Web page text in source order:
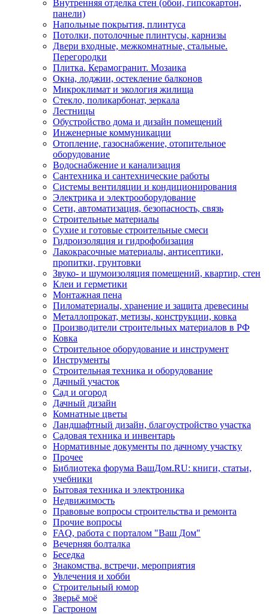
Внутренняя отделка стен (обои, гипсокартон,
панели)
Напольные покрытия, плинтуса
Потолки, потолочные плинтусы, карнизы
Двери входные, межкомнатные, стальные.
Перегородки
Плитка. Керамогранит. Мозаика
Окна, лоджии, остекление балконов
Микроклимат и экология жилища
Стекло, поликарбонат, зеркала
Лестницы
Обустройство дома и дизайн помещений
Инженерные коммуникации
Отопление, газоснабжение, отопительное
оборудование
Водоснабжение и канализация
Сантехника и сантехнические работы
Системы вентиляции и кондиционирования
Электрика и электрооборудование
Сети, автоматизация, безопасность, связь
Строительные материалы
Сухие и готовые строительные смеси
Гидроизоляция и гидрофобизация
Лакокрасочные материалы, антисептики,
пропитки, грунтовки
Звуко- и шумоизоляция помещений, квартир, стен
Клеи и герметики
Монтажная пена
Пиломатериалы, хранение и защита древесины
Металлопрокат, метизы, конструкции, ковка
Производители строительных материалов в РФ
Ковка
Строительное оборудование и инструмент
Инструменты
Строительная техника и оборудование
Дачный участок
Сад и огород
Дачный дизайн
Комнатные цветы
Ландшафтный дизайн, благоустройство участка
Садовая техника и инвентарь
Нормативные документы по дачному участку
Прочее
Библиотека форума ВашДом.RU: книги, статьи,
учебники
Бытовая техника и электроника
Недвижимость
Правовые вопросы строительства и ремонта
Прочие вопросы
FAQ, работа с порталом "Ваш Дом"
Вечерняя болталка
Беседка
Знакомства, встречи, мероприятия
Увлечения и хобби
Строительный юмор
Зверьё моё
Гастроном